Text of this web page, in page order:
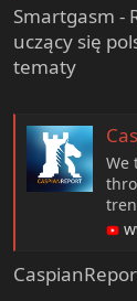
Smartgasm -
uczący się
tematy
We